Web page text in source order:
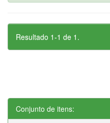
Resultado 1-1 de 1.
Conjunto de itens: